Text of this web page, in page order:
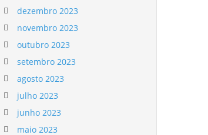
dezembro 2023
novembro 2023
outubro 2023
setembro 2023
agosto 2023
julho 2023
junho 2023
maio 2023